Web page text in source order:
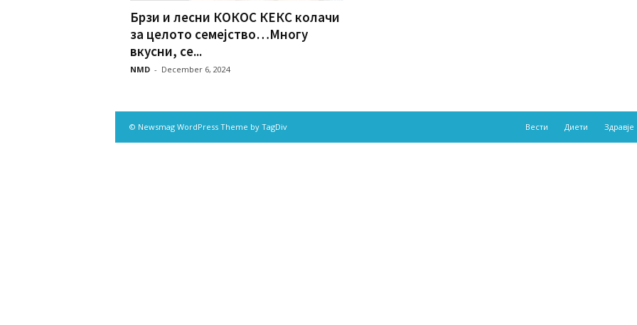
Брзи и лесни КОКОС КЕКС колачи
за целото семејство…Многу
вкусни, се...
NMD - December 6, 2024
Вести Диети Здравје
© Newsmag WordPress Theme by TagDiv